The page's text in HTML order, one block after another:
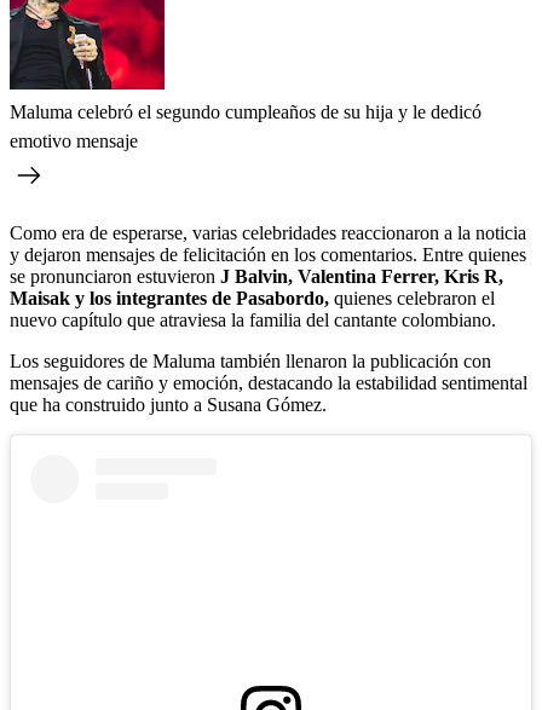
Maluma celebró el segundo cumpleaños de su hija y le dedicó
emotivo mensaje
Como era de esperarse, varias celebridades reaccionaron a la noticia
y dejaron mensajes de felicitación en los comentarios. Entre quienes
se pronunciaron estuvieron J Balvin, Valentina Ferrer, Kris R,
Maisak y los integrantes de Pasabordo, quienes celebraron el
nuevo capítulo que atraviesa la familia del cantante colombiano.
Los seguidores de Maluma también llenaron la publicación con
mensajes de cariño y emoción, destacando la estabilidad sentimental
que ha construido junto a Susana Gómez.